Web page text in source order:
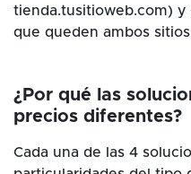
tienda.tusitioweb.com) y
que queden ambos
¿Por qué las
precios diferentes?
Cada una de las 4